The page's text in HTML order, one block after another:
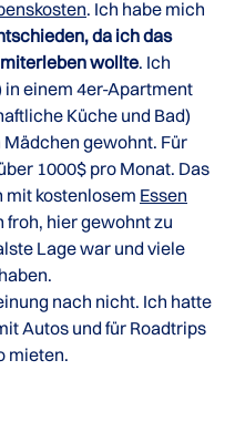
. Ich habe mich
da ich das
wollte. Ich
in einem 4er-Apartment
Küche und Bad)
gewohnt. Für
1000$ pro Monat. Das
mit kostenlosem Essen
froh, hier gewohnt zu
Lage war und viele
nach nicht. Ich hatte
Autos und für Roadtrips
mieten.